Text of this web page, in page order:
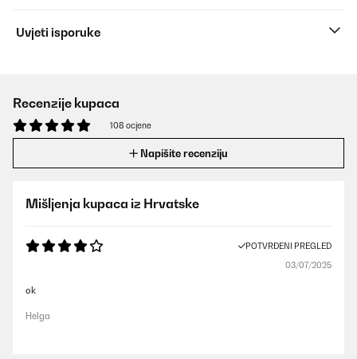
Uvjeti isporuke
Recenzije kupaca
108 ocjene
Napišite recenziju
Mišljenja kupaca iz Hrvatske
POTVRĐENI PREGLED
03/07/2025
ok
Helga